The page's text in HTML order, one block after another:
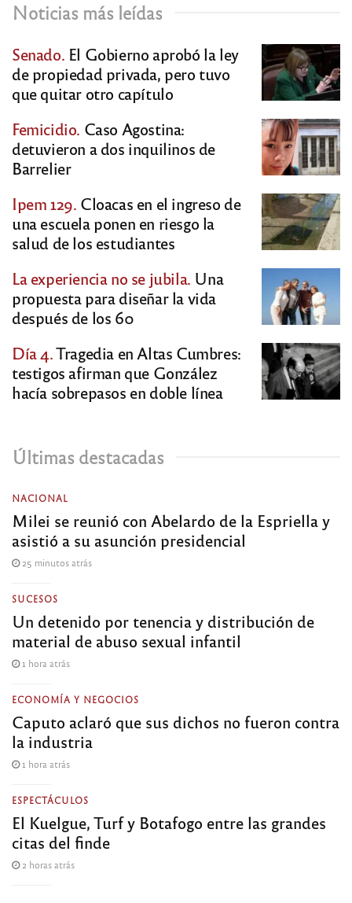
Noticias más leídas
Senado. El Gobierno aprobó la ley
de propiedad privada, pero tuvo
que quitar otro capítulo
Femicidio. Caso Agostina:
detuvieron a dos inquilinos de
Barrelier
Ipem 129. Cloacas en el ingreso de
una escuela ponen en riesgo la
salud de los estudiantes
La experiencia no se jubila. Una
propuesta para diseñar la vida
después de los 60
Día 4.Tragedia en Altas Cumbres:
testigos afirman que González
hacía sobrepasos en doble línea
Últimas destacadas
NACIONAL
Milei se reunió con Abelardo de la Espriella y
asistió a su asunción presidencial
25 minutos atrás
SUCESOS
Un detenido por tenencia y distribución de
material de abuso sexual infantil
1 hora atrás
ECONOMÍA Y NEGOCIOS
Caputo aclaró que sus dichos no fueron contra
la industria
1 hora atrás
ESPECTÁCULOS
El Kuelgue, Turf y Botafogo entre las grandes
citas del finde
2 horas atrás